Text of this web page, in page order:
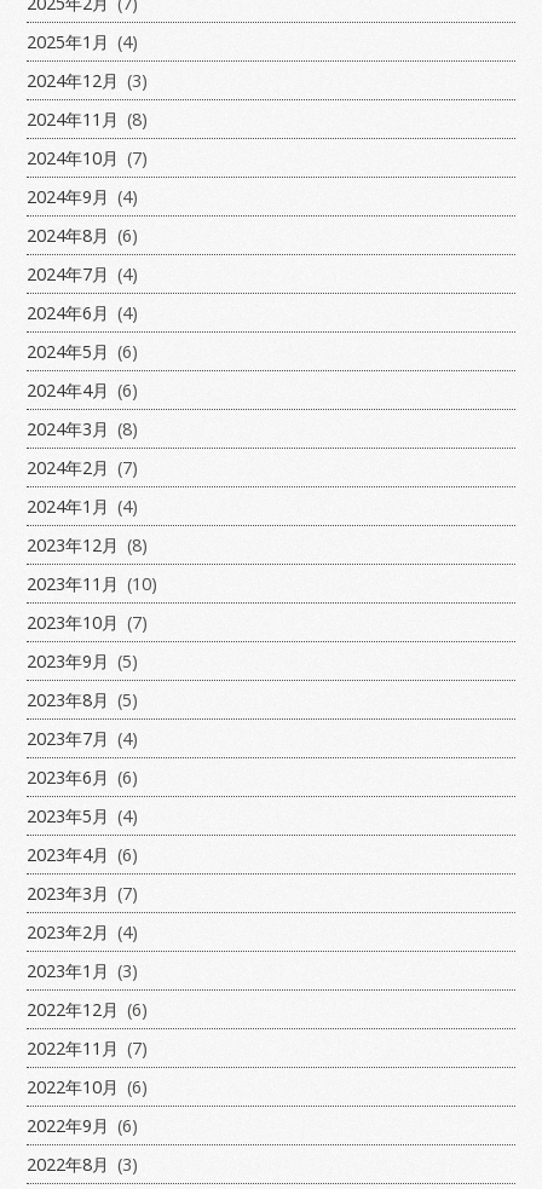
2025年1月 (4)
2024年12月 (3)
2024年11月 (8)
2024年10月 (7)
2024年9月 (4)
2024年8月 (6)
2024年7月 (4)
2024年6月 (4)
2024年5月 (6)
2024年4月 (6)
2024年3月 (8)
2024年2月 (7)
2024年1月 (4)
2023年12月 (8)
2023年11月 (10)
2023年10月 (7)
2023年9月 (5)
2023年8月 (5)
2023年7月 (4)
2023年6月 (6)
2023年5月 (4)
2023年4月 (6)
2023年3月 (7)
2023年2月 (4)
2023年1月 (3)
2022年12月 (6)
2022年11月 (7)
2022年10月 (6)
2022年9月 (6)
2022年8月 (3)